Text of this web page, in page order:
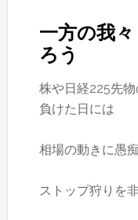
一方の我
ろう
株や日経225先
負けた日には
相場の動きに愚
ストップ狩りを